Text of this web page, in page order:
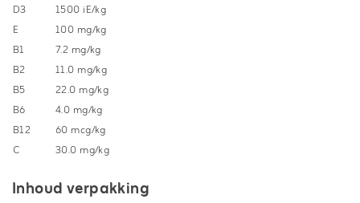
D3
1500 iE/kg
E
100 mg/kg
B1
7.2 mg/kg
B2
11.0 mg/kg
B5
22.0 mg/kg
B6
4.0 mg/kg
B12
60 mcg/kg
C
30.0 mg/kg
Inhoud verpakking